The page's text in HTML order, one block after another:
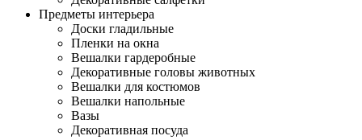
Предметы интерьера
Доски гладильные
Пленки на окна
Вешалки гардеробные
Декоративные головы животных
Вешалки для костюмов
Вешалки напольные
Вазы
Декоративная посуда